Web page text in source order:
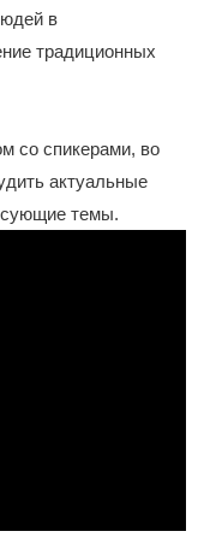
в
традиционных
со спикерами, во
актуальные
темы.